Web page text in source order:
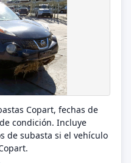
Copart, fechas de
condición. Incluye
de subasta si el vehículo